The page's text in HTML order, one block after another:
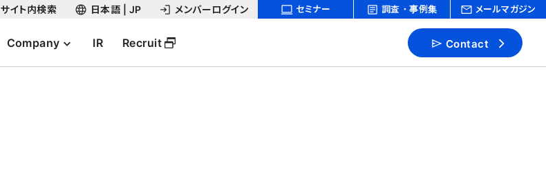
サイト内検索 日本語 | JP メンバーログイン セミナー 調査・事例集 メールマガジン
Company IR Recruit Contact